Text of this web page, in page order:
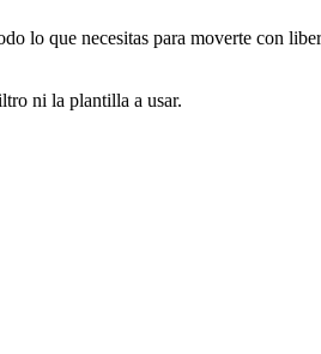
lo que necesitas para moverte con
ni la plantilla a usar.